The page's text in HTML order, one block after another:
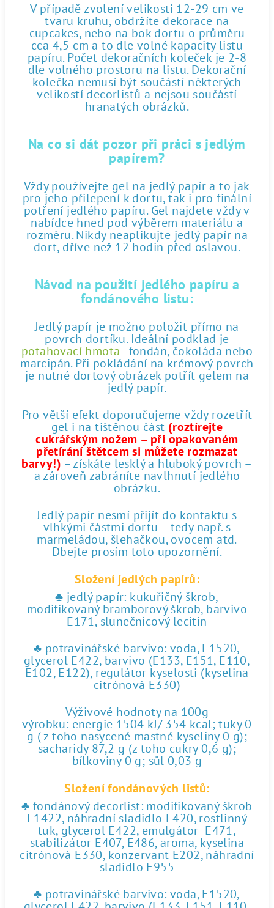
V případě zvolení velikosti 12-29 cm ve
tvaru kruhu, obdržíte dekorace na
cupcakes, nebo na bok dortu o průměru
cca 4,5 cm a to dle volné kapacity listu
papíru. Počet dekoračních koleček je 2-8
dle volného prostoru na listu. Dekorační
kolečka nemusí být součástí některých
velikostí decorlistů a nejsou součástí
hranatých obrázků.
Na co si dát pozor při práci s jedlým
papírem?
Vždy používejte gel na jedlý papír a to jak
pro jeho přilepení k dortu, tak i pro finální
potření jedlého papíru. Gel najdete vždy v
nabídce hned pod výběrem materiálu a
rozměru. Nikdy neaplikujte jedlý papír na
dort, dříve než 12 hodin před oslavou.
Návod na použití jedlého papíru a
fondánového listu:
Jedlý papír je možno položit přímo na
povrch dortíku. Ideální podklad je
potahovací hmota - fondán, čokoláda nebo
marcipán. Při pokládání na krémový povrch
je nutné dortový obrázek potřít gelem na
jedlý papír.
Pro větší efekt doporučujeme vždy rozetřít
gel i na tištěnou část (roztírejte
cukrářským nožem – při opakovaném
přetírání štětcem si můžete rozmazat
barvy!) – získáte lesklý a hluboký povrch –
a zároveň zabráníte navlhnutí jedlého
obrázku.
Jedlý papír nesmí přijít do kontaktu s
vlhkými částmi dortu – tedy např. s
marmeládou, šlehačkou, ovocem atd.
Dbejte prosím toto upozornění.
Složení jedlých papírů:
♣ jedlý papír: kukuřičný škrob,
modifikovaný bramborový škrob, barvivo
E171, slunečnicový lecitin
♣ potravinářské barvivo: voda, E1520,
glycerol E422, barvivo (E133, E151, E110,
E102, E122), regulátor kyselosti (kyselina
citrónová E330)
Výživové hodnoty na 100g
výrobku: energie 1504 kJ/ 354 kcal; tuky 0
g ( z toho nasycené mastné kyseliny 0 g);
sacharidy 87,2 g (z toho cukry 0,6 g);
bílkoviny 0 g; sůl 0,03 g
Složení fondánových listů:
♣ fondánový decorlist: modifikovaný škrob
E1422, náhradní sladidlo E420, rostlinný
tuk, glycerol E422, emulgátor E471,
stabilizátor E407, E486, aroma, kyselina
citrónová E330, konzervant E202, náhradní
sladidlo E955
♣ potravinářské barvivo: voda, E1520,